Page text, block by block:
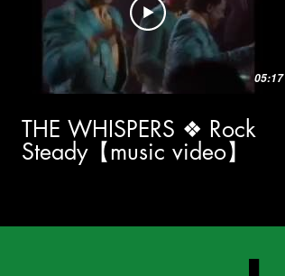
05:17
THE WHISPERS ❖ Rock
Steady【music video】